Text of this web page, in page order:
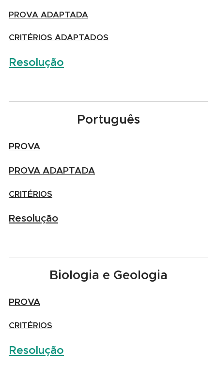
PROVA ADAPTADA
CRITÉRIOS ADAPTADOS
Resolução
Português
PROVA
PROVA ADAPTADA
CRITÉRIOS
Resolução
Biologia e Geologia
PROVA
CRITÉRIOS
Resolução